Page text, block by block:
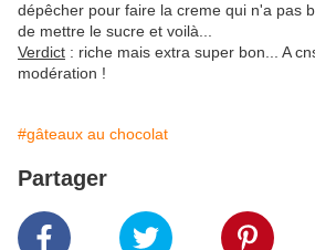
dépêcher pour faire la creme qui n'a pas
de mettre le sucre et voilà...
Verdict : riche mais extra super bon... A
modération !
#gâteaux au chocolat
Partager